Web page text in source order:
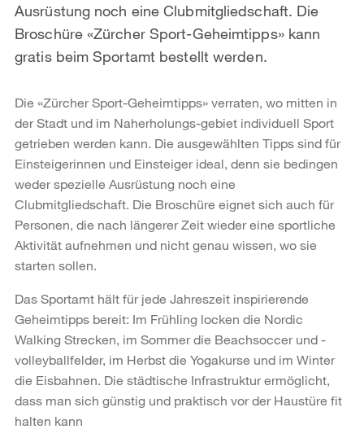
Ausrüstung noch eine Clubmitgliedschaft. Die
Broschüre «Zürcher Sport-Geheimtipps» kann
gratis beim Sportamt bestellt werden.
Die «Zürcher Sport-Geheimtipps» verraten, wo mitten in
der Stadt und im Naherholungs-gebiet individuell Sport
getrieben werden kann. Die ausgewählten Tipps sind für
Einsteigerinnen und Einsteiger ideal, denn sie bedingen
weder spezielle Ausrüstung noch eine
Clubmitgliedschaft. Die Broschüre eignet sich auch für
Personen, die nach längerer Zeit wieder eine sportliche
Aktivität aufnehmen und nicht genau wissen, wo sie
starten sollen.
Das Sportamt hält für jede Jahreszeit inspirierende
Geheimtipps bereit: Im Frühling locken die Nordic
Walking Strecken, im Sommer die Beachsoccer und -
volleyballfelder, im Herbst die Yogakurse und im Winter
die Eisbahnen. Die städtische Infrastruktur ermöglicht,
dass man sich günstig und praktisch vor der Haustüre fit
halten kann